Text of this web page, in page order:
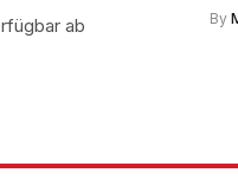
ab
By